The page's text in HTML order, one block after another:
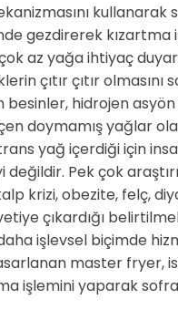
kullanarak
gezdirerek kızartma
az yağa ihtiyaç
çıtır çıtır olmasını
besinler, hidrojen
doymamış yağlar
yağ içerdiği için
değildir. Pek çok
krizi, obezite, felç,
çıkardığı
işlevsel biçimde
master fryer,
işlemini yaparak